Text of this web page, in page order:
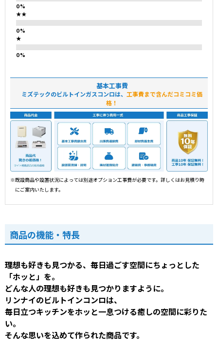
★★
★
基本工事費
ミズテックのビルトインガスコンロは、 工事費まで含んだコミコミ価
格！
※既設商品や設置状況によっては別途オプション工事費が必要です。詳しくはお見積り時
にご案内いたします。
商品の機能・特長
理想も好きも見つかる、毎日過ごす空間にちょっとした
「ホッと」を。
どんな人の理想も好きも見つかりますように。
リンナイのビルトインコンロは、
毎日立つキッチンをホッと一息つける癒しの空間に彩りた
い。
そんな思いを込めて作られた商品です。